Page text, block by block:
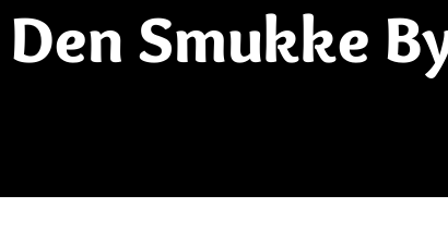
Den Smukke